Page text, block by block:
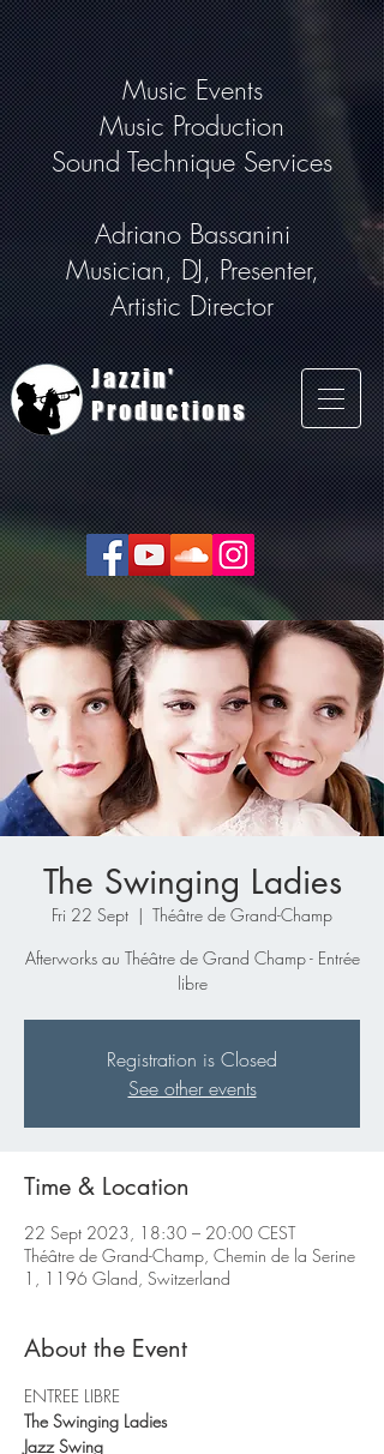
Music Events
Music Production
Sound Technique Services
Adriano Bassanini
Musician, DJ, Presenter,
Artistic Director
Jazzin'
Productions
The Swinging Ladies
Fri 22 Sept
  |
Théâtre de Grand-Champ
Afterworks au Théâtre de Grand Champ - Entrée
libre
Registration is Closed
See other events
Time & Location
22 Sept 2023, 18:30 – 20:00 CEST
Théâtre de Grand-Champ, Chemin de la Serine
1, 1196 Gland, Switzerland
About the Event
ENTREE LIBRE
The Swinging Ladies
Jazz Swing